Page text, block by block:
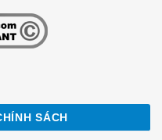
SÁCH